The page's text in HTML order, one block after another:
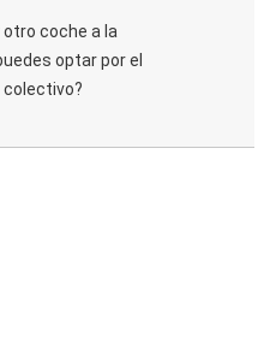
otro coche a la
optar por el